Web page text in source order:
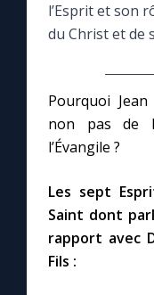
Avec Thérèse de
L'Évangile
Les premiers
Me consacrer à
Mes intentions de
l’Esprit et son
du Christ et de
Pourquoi
non pas de
l’Évangile ?
Les sept
Saint dont
rapport avec
Fils :